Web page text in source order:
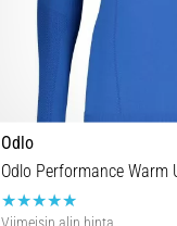
Odlo
Odlo Performance Warm